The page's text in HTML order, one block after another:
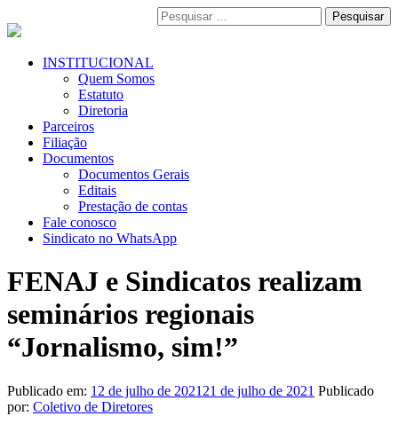
para
conteúdo
Pesquisar
por:
Menu
INSTITUCIONAL
Quem Somos
Estatuto
Diretoria
Parceiros
Filiação
Documentos
Documentos Gerais
Editais
Prestação de contas
Fale conosco
Sindicato no WhatsApp
FENAJ e Sindicatos realizam
seminários regionais
“Jornalismo, sim!”
Publicado em: 12 de julho de 2021 21 de julho de 2021 Publicado
por: Coletivo de Diretores